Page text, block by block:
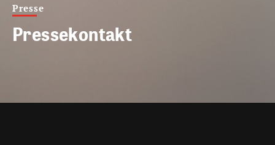
Presse
Pressekontakt